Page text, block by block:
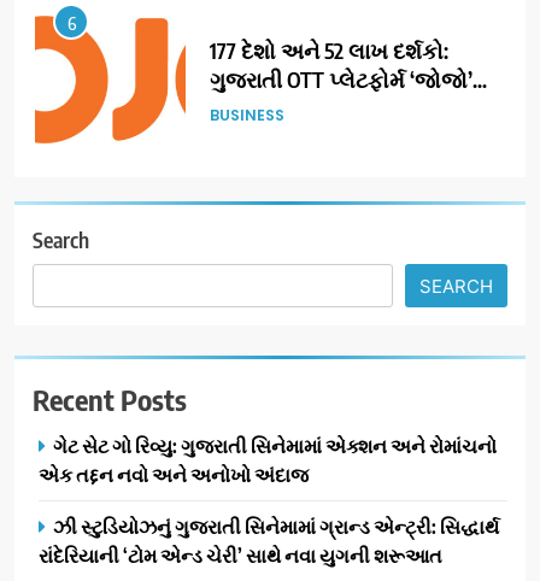
6
177 દેશો અને 52 લાખ દર્શકો:
ગુજરાતી OTT પ્લેટફોર્મ ‘જોજો’
(JOJO) નો વિશ્વભરમાં દબદબો
BUSINESS
અમદાવાદમાં યોજાયેલા ‘ઓકલ્ટ
ટેરોટ રીડર પુનિતજી લુલ્લા એ ટેરોટ
કાર્ડ રીડિંગ અંગે માહિતી આપી
ગ્લોબલ એક્સેલન્સ ફોરમ દ્વારા
પ્રતિષ્ઠિત કાર્યક્રમ નવી દિલ્હીમાં
સફળતાપૂર્વક યોજાયો
BUSINESS
ગેટ સેટ ગો રિવ્યુ: ગુજરાતી
સિનેમામાં એક્શન અને રોમાંચનો
Search
SEARCH
Recent Posts
ગેટ સેટ ગો રિવ્યુ: ગુજરાતી સિનેમામાં એક્શન અને રોમાંચનો
એક તદ્દન નવો અને અનોખો અંદાજ
ઝી સ્ટુડિયોઝનું ગુજરાતી સિનેમામાં ગ્રાન્ડ એન્ટ્રી: સિદ્ધાર્થ
રાંદેરિયાની ‘ટોમ એન્ડ ચેરી’ સાથે નવા યુગની શરૂઆત